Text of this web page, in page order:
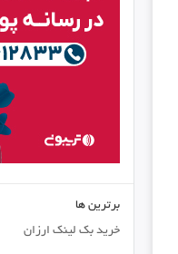
برترین ها
خرید بک لینک ارزان